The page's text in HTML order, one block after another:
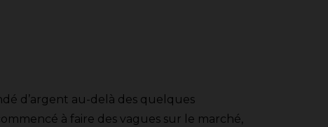
d’argent au-delà des quelques
à faire des vagues sur le marché,